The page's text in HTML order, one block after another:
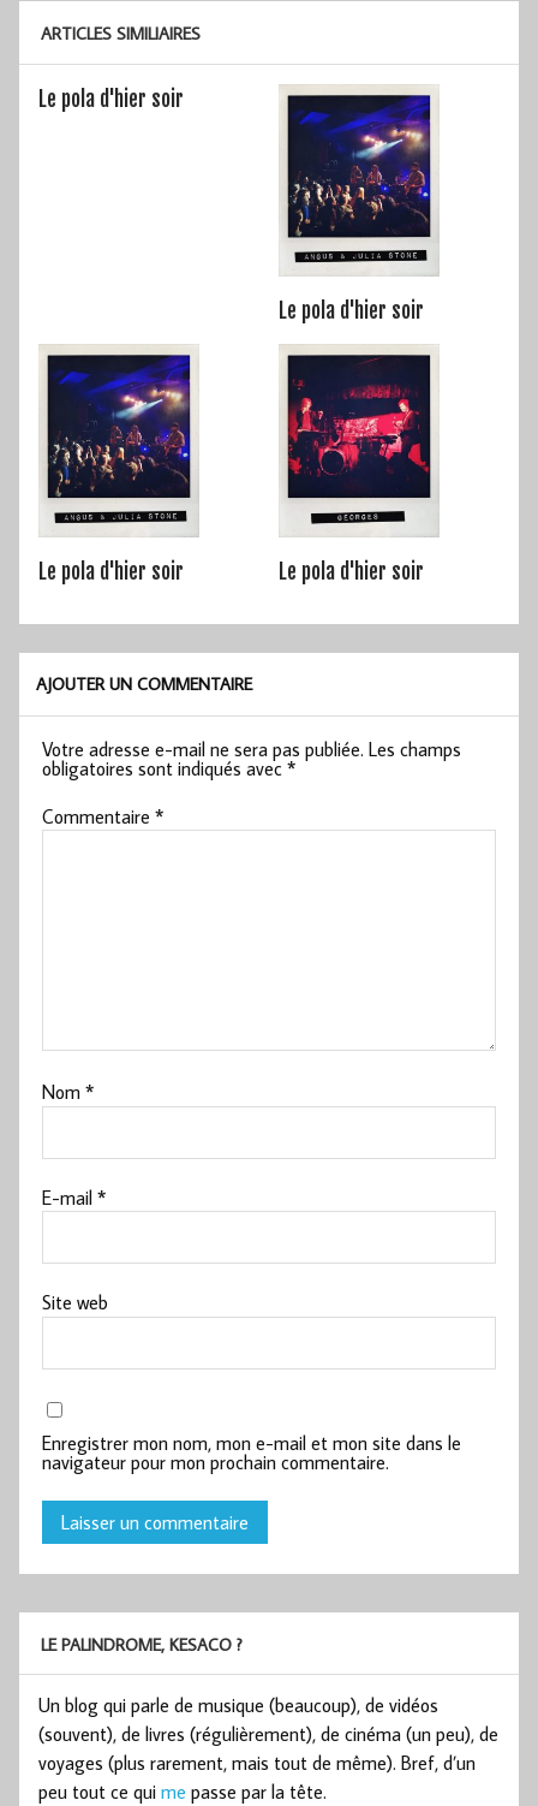
ARTICLES SIMILIAIRES
Le pola d'hier soir
Le pola d'hier soir
Le pola d'hier soir Le pola d'hier soir
AJOUTER UN COMMENTAIRE
Votre adresse e-mail ne sera pas publiée. Les champs
obligatoires sont indiqués avec*
Commentaire*
Nom*
E-mail*
Site web
Enregistrer mon nom, mon e-mail et mon site dans le
navigateur pour mon prochain commentaire.
LE PALINDROME, KESACO ?
Un blog qui parle de musique (beaucoup), de vidéos
(souvent), de livres (régulièrement), de cinéma (un peu), de
voyages (plus rarement, mais tout de même). Bref, d’un
peu tout ce qui me passe par la tête.